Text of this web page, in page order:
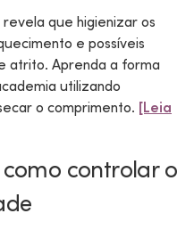
que higienizar os
e possíveis
atrito. Aprenda a forma
utilizando
o comprimento. [Leia
controlar o